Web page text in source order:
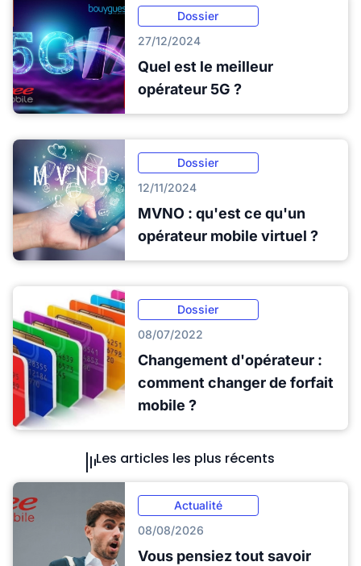
Dossier
27/12/2024
Quel est le meilleur
opérateur 5G ?
Dossier
12/11/2024
MVNO : qu'est ce qu'un
opérateur mobile virtuel ?
Dossier
08/07/2022
Changement d'opérateur :
comment changer de forfait
mobile ?
Les articles les plus récents
Actualité
08/08/2026
Vous pensiez tout savoir